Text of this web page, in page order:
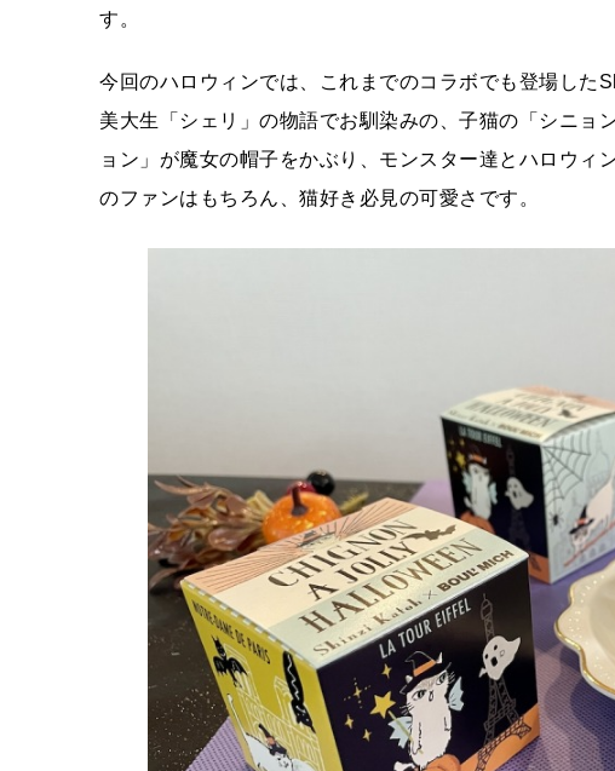
す。
今回のハロウィンでは、これまでのコラボでも登場した
美大生「シェリ」の物語でお馴染みの、子猫の「シニョ
ョン」が魔女の帽子をかぶり、モンスター達とハロウ
のファンはもちろん、猫好き必見の可愛さです。